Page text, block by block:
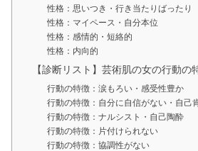
性格：思いつき・行き当たりばったり
性格：マイペース・自分本位
性格：感情的・短絡的
性格：内向的
【診断リスト】芸術肌の女の行動の
行動の特徴：涙もろい・感受性豊か
行動の特徴：自分に自信がない・自己
行動の特徴：ナルシスト・自己陶酔
行動の特徴：片付けられない
行動の特徴：協調性がない